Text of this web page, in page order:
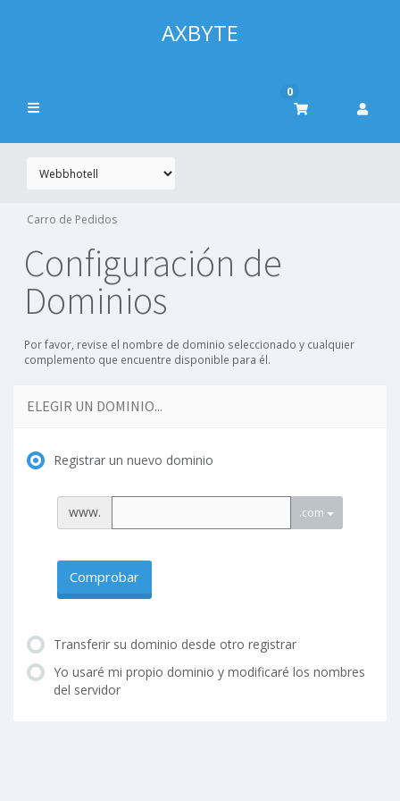
AXBYTE
0
Carro de Pedidos
Configuración de
Dominios
Por favor, revise el nombre de dominio seleccionado y cualquier
complemento que encuentre disponible para él.
ELEGIR UN DOMINIO...
Registrar un nuevo dominio
www. .com
Comprobar
Transferir su dominio desde otro registrar
Yo usaré mi propio dominio y modificaré los nombres
del servidor